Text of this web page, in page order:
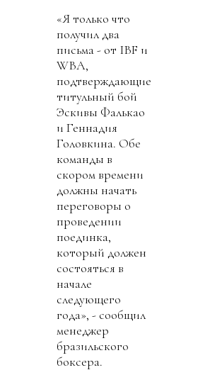
«Я только что
получил два
письма - от IBF и
WBA,
подтверждающие
титульный бой
Эскивы Фалькао
и Геннадия
Головкина. Обе
команды в
скором времени
должны начать
переговоры о
проведении
поединка,
который должен
состояться в
начале
следующего
года», - сообщил
менеджер
бразильского
боксера.